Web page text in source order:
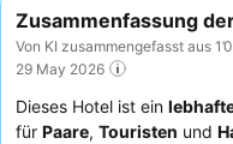
Zusammenfassung
Von KI zusammengefasst aus
29 May 2026
Dieses Hotel ist ein
für Paare, Touristen und